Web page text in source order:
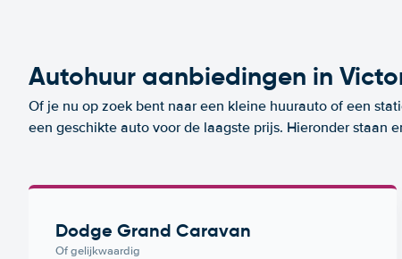
Autohuur aanbiedingen in
Of je nu op zoek bent naar een kleine huurauto of een
een geschikte auto voor de laagste prijs. Hieronder staan
Dodge Grand Caravan
Of gelijkwaardig